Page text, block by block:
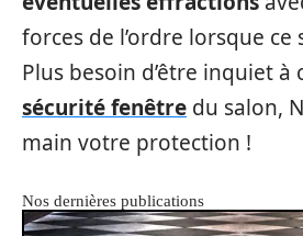
forces de l’ordre lorsque ce
Plus besoin d’être inquiet à
sécurité fenêtre du salon,
main votre protection !
Nos dernières publications